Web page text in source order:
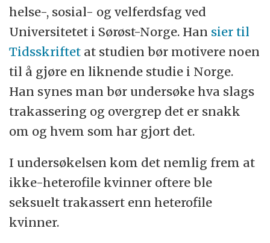
helse-, sosial- og velferdsfag ved
Universitetet i Sørøst-Norge. Han sier til
Tidsskriftet at studien bør motivere noen
til å gjøre en liknende studie i Norge.
Han synes man bør undersøke hva slags
trakassering og overgrep det er snakk
om og hvem som har gjort det.
I undersøkelsen kom det nemlig frem at
ikke-heterofile kvinner oftere ble
seksuelt trakassert enn heterofile
kvinner.